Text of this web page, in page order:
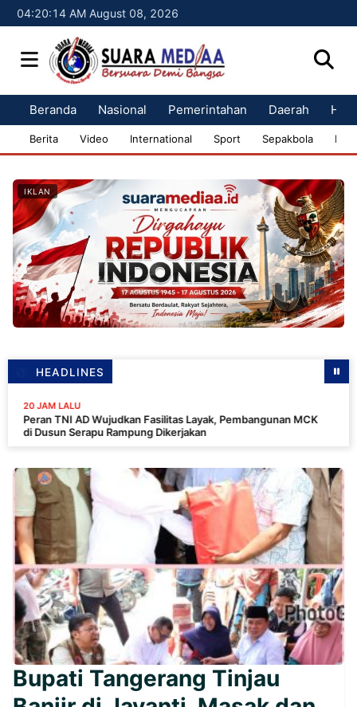
04:20:15 AM August 08, 2026
Beranda Nasional Pemerintahan Daerah
Berita Video International Sport Sepakbola
IKLAN
HEADLINES
AD Wujudkan Fasilitas Layak, Pembangunan MCK
Serapu Rampung Dikerjakan
Bupati Tangerang Tinjau